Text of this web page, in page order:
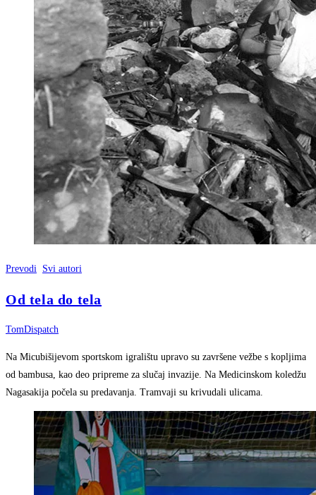
Prevodi Svi autori
Od tela do tela
TomDispatch
Na Micubišijevom sportskom igralištu upravo su završene vežbe s kopljima
od bambusa, kao deo pripreme za slučaj invazije. Na Medicinskom koledžu
Nagasakija počela su predavanja. Tramvaji su krivudali ulicama.